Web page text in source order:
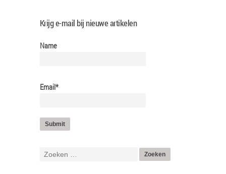
Krijg e-mail bij nieuwe artikelen
Name
Email*